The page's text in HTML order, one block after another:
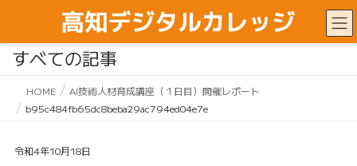
すべての記事
HOME
AI技術人材育成講座（１日目）開催レポート
b95c484fb65dc8beba29ac794ed04e7e
令和4年10月18日